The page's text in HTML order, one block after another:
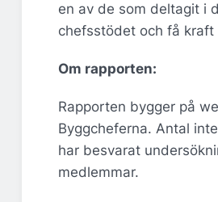
en av de som deltagit i
chefsstödet och få
Om rapporten:
Rapporten bygger på
Byggcheferna. Antal
har besvarat
medlemmar.